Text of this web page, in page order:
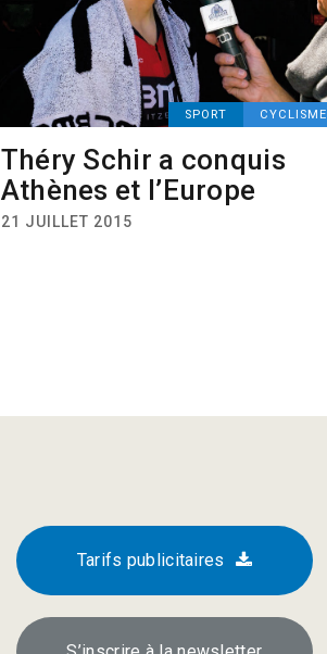
SPORT CYCLISME
Théry Schir a conquis
Athènes et l’Europe
21 JUILLET 2015
Tarifs publicitaires